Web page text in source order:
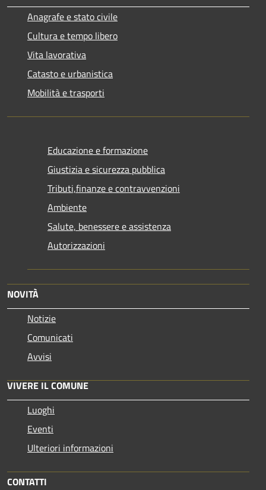
Anagrafe e stato civile
Cultura e tempo libero
Vita lavorativa
Catasto e urbanistica
Mobilità e trasporti
Educazione e formazione
Giustizia e sicurezza pubblica
Tributi,finanze e contravvenzioni
Ambiente
Salute, benessere e assistenza
Autorizzazioni
NOVITÀ
Notizie
Comunicati
Avvisi
VIVERE IL COMUNE
Luoghi
Eventi
Ulteriori informazioni
CONTATTI